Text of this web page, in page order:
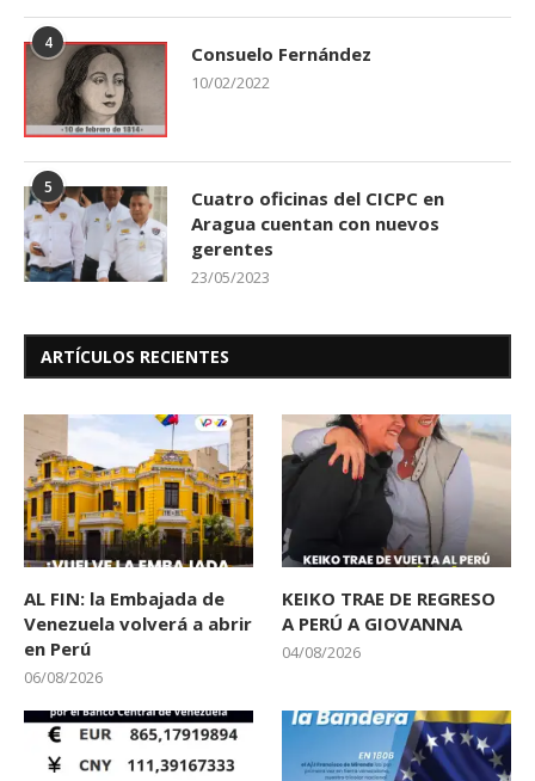
4 Consuelo Fernández
10/02/2022
5
Cuatro oficinas del CICPC en
Aragua cuentan con nuevos
gerentes
23/05/2023
ARTÍCULOS RECIENTES
AL FIN: la Embajada de
Venezuela volverá a abrir
en Perú
06/08/2026
KEIKO TRAE DE REGRESO
A PERÚ A GIOVANNA
04/08/2026